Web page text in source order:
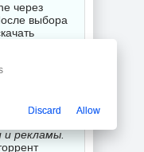
через
выбора
подбора
альбома,
и рекламы.
Discard Allow